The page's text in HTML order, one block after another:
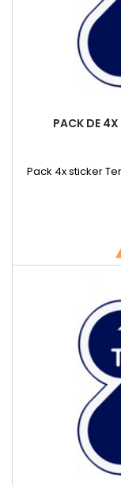
PACK DE
Pack 4x sticker